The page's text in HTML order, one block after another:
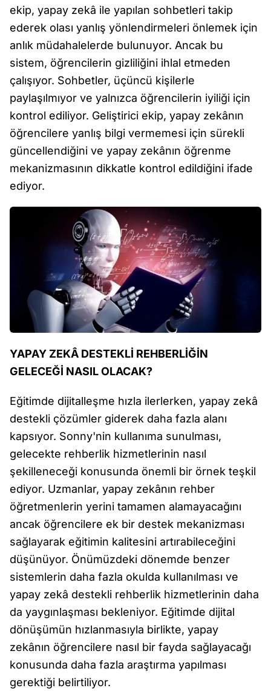
ekip, yapay zekâ ile yapılan sohbetleri takip
ederek olası yanlış yönlendirmeleri önlemek için
anlık müdahalelerde bulunuyor. Ancak bu
sistem, öğrencilerin gizliliğini ihlal etmeden
çalışıyor. Sohbetler, üçüncü kişilerle
paylaşılmıyor ve yalnızca öğrencilerin iyiliği için
kontrol ediliyor. Geliştirici ekip, yapay zekânın
öğrencilere yanlış bilgi vermemesi için sürekli
güncellendiğini ve yapay zekânın öğrenme
mekanizmasının dikkatle kontrol edildiğini ifade
ediyor.
YAPAY ZEKÂ DESTEKLİ REHBERLİĞİN
GELECEĞİ NASIL OLACAK?
Eğitimde dijitalleşme hızla ilerlerken, yapay zekâ
destekli çözümler giderek daha fazla alanı
kapsıyor. Sonny'nin kullanıma sunulması,
gelecekte rehberlik hizmetlerinin nasıl
şekilleneceği konusunda önemli bir örnek teşkil
ediyor. Uzmanlar, yapay zekânın rehber
öğretmenlerin yerini tamamen alamayacağını
ancak öğrencilere ek bir destek mekanizması
sağlayarak eğitimin kalitesini artırabileceğini
düşünüyor. Önümüzdeki dönemde benzer
sistemlerin daha fazla okulda kullanılması ve
yapay zekâ destekli rehberlik hizmetlerinin daha
da yaygınlaşması bekleniyor. Eğitimde dijital
dönüşümün hızlanmasıyla birlikte, yapay
zekânın öğrencilere nasıl bir fayda sağlayacağı
konusunda daha fazla araştırma yapılması
gerektiği belirtiliyor.